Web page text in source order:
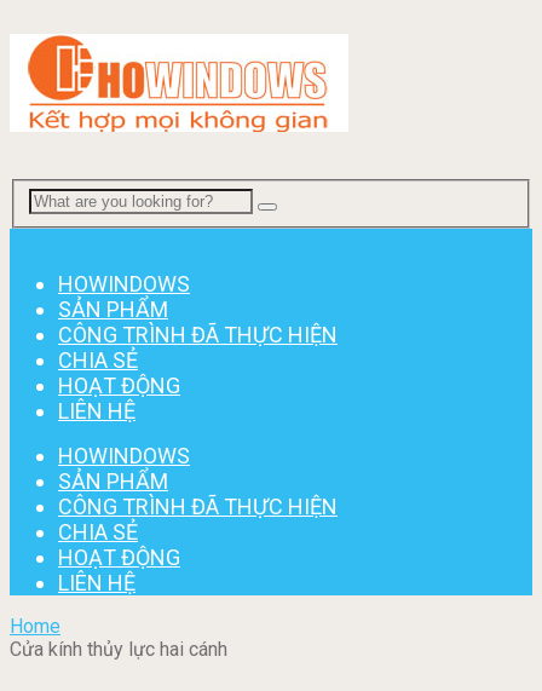
HOWINDOWS
SẢN PHẨM
CÔNG TRÌNH ĐÃ THỰC HIỆN
CHIA SẺ
HOẠT ĐỘNG
LIÊN HỆ
HOWINDOWS
SẢN PHẨM
CÔNG TRÌNH ĐÃ THỰC HIỆN
CHIA SẺ
HOẠT ĐỘNG
LIÊN HỆ
Home
Cửa kính thủy lực hai cánh